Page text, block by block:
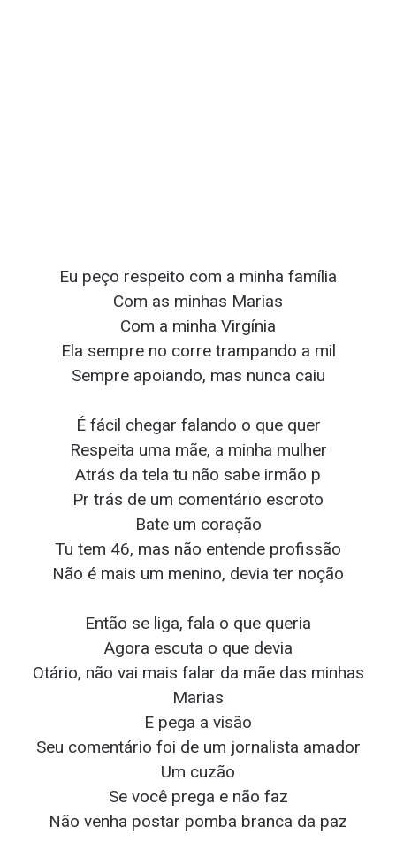
Eu peço respeito com a minha família
Com as minhas Marias
Com a minha Virgínia
Ela sempre no corre trampando a mil
Sempre apoiando, mas nunca caiu
É fácil chegar falando o que quer
Respeita uma mãe, a minha mulher
Atrás da tela tu não sabe irmão p
Pr trás de um comentário escroto
Bate um coração
Tu tem 46, mas não entende profissão
Não é mais um menino, devia ter noção
Então se liga, fala o que queria
Agora escuta o que devia
Otário, não vai mais falar da mãe das minhas
Marias
E pega a visão
Seu comentário foi de um jornalista amador
Um cuzão
Se você prega e não faz
Não venha postar pomba branca da paz